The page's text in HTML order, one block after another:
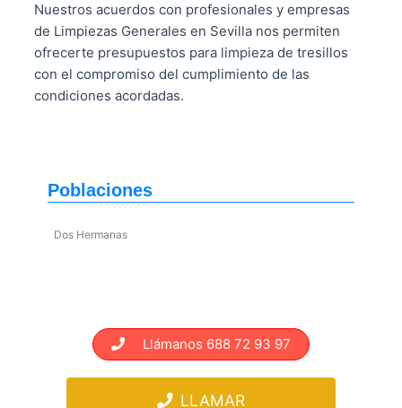
Nuestros acuerdos con profesionales y empresas
de Limpiezas Generales en Sevilla nos permiten
ofrecerte presupuestos para limpieza de tresillos
con el compromiso del cumplimiento de las
condiciones acordadas.
Poblaciones
Dos Hermanas
Llámanos 688 72 93 97
LLAMAR